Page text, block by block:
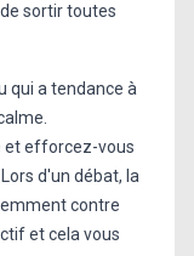
sortir toutes
qui a tendance à
et efforcez-vous
d'un débat, la
contre
et cela vous